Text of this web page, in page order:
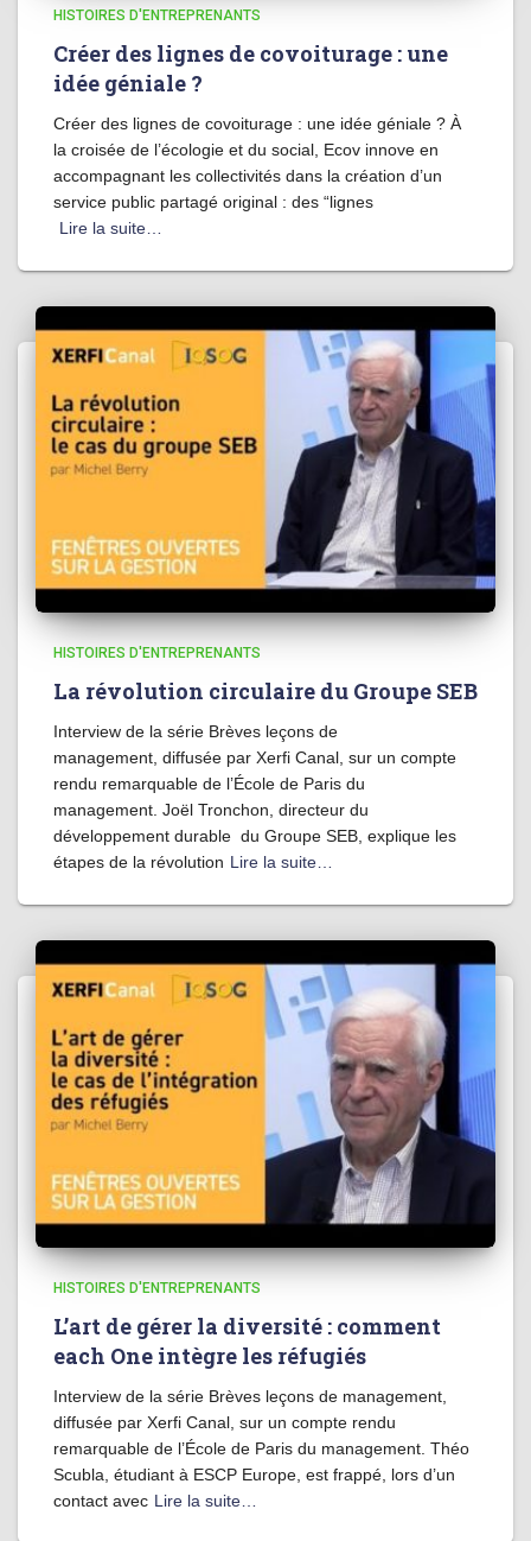
HISTOIRES D'ENTREPRENANTS
Créer des lignes de covoiturage : une
idée géniale ?
Créer des lignes de covoiturage : une idée géniale ? À
la croisée de l’écologie et du social, Ecov innove en
accompagnant les collectivités dans la création d’un
service public partagé original : des “lignes
Lire la suite…
HISTOIRES D'ENTREPRENANTS
La révolution circulaire du Groupe SEB
Interview de la série Brèves leçons de
management, diffusée par Xerfi Canal, sur un compte
rendu remarquable de l’École de Paris du
management. Joël Tronchon, directeur du
développement durable du Groupe SEB, explique les
étapes de la révolution Lire la suite…
HISTOIRES D'ENTREPRENANTS
L’art de gérer la diversité : comment
each One intègre les réfugiés
Interview de la série Brèves leçons de management,
diffusée par Xerfi Canal, sur un compte rendu
remarquable de l’École de Paris du management. Théo
Scubla, étudiant à ESCP Europe, est frappé, lors d’un
contact avec Lire la suite…